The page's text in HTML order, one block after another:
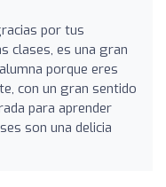
por tus
clases, es una gran
porque eres
con un gran sentido
para aprender
son una delicia